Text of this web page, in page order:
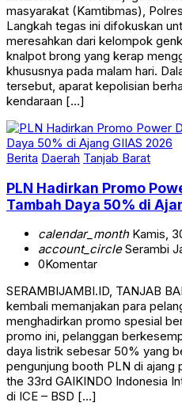
masyarakat (Kamtibmas),
Langkah tegas ini difokuskan
meresahkan dari kelompok
knalpot brong yang kerap
khususnya pada malam hari.
tersebut, aparat kepolisian
kendaraan […]
Berita Daerah Tanjab Barat
PLN Hadirkan Promo
Tambah Daya 50% di
calendar_monthKamis,
account_circleSerambi
0Komentar
SERAMBIJAMBI.ID, TANJAB
kembali memanjakan para
menghadirkan promo spesial
promo ini, pelanggan
daya listrik sebesar 50% yang
pengunjung booth PLN di
the 33rd GAIKINDO Indonesia
di ICE – BSD […]